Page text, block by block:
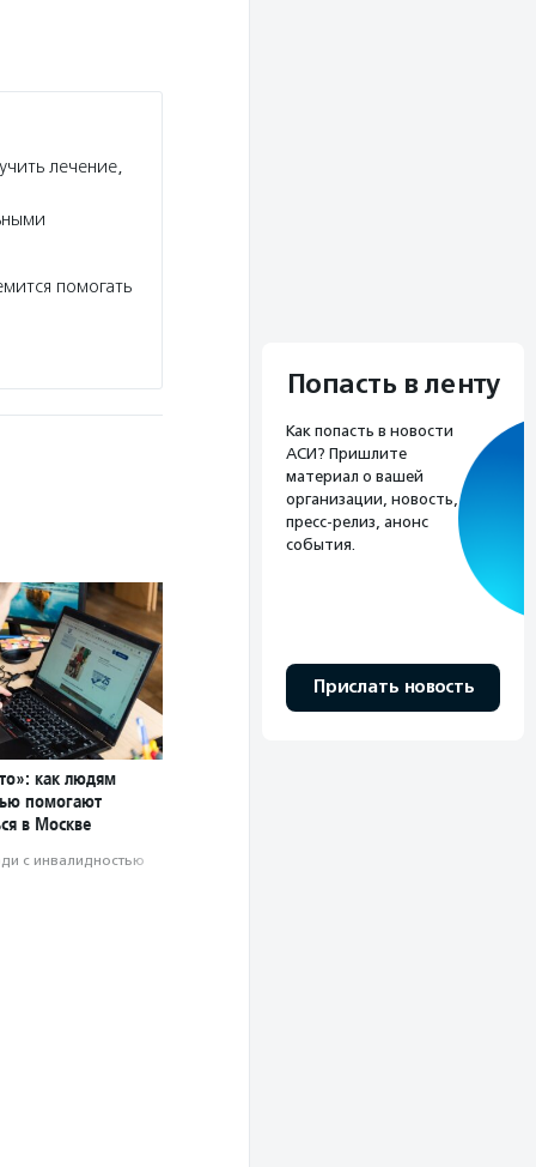
лечение,
помогать
как людям
помогают
в Москве
с инвалидностью
Попасть в ленту
Как попасть в новости
АСИ? Пришлите
материал о вашей
организации, новость,
пресс-релиз, анонс
события.
Прислать новость